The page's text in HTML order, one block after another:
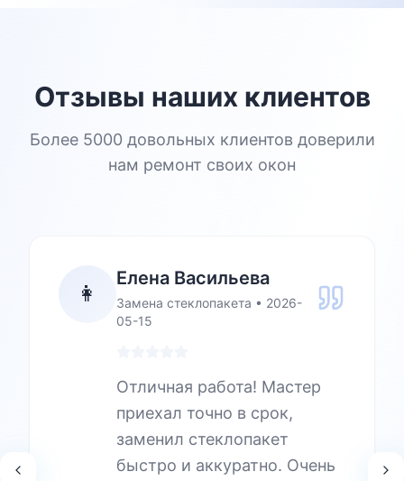
Отзывы наших клиентов
Более 5000 довольных клиентов доверили
нам ремонт своих окон
👩
Елена Васильева
Замена стеклопакета • 2026-
05-15
Отличная работа! Мастер
приехал точно в срок,
заменил стеклопакет
быстро и аккуратно. Очень